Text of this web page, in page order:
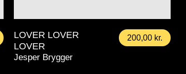
LOVER LOVER
LOVER
Jesper Brygger
200,00 kr.